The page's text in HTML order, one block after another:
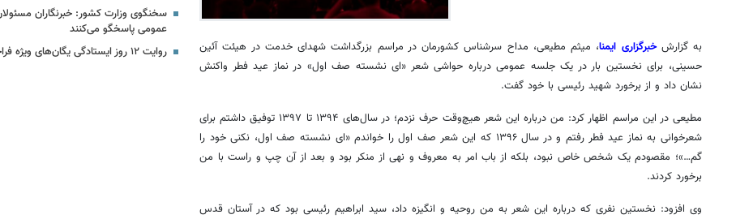
به گزارش خبرگزاری ایمنا، میثم مطیعی، مداح سرشناس کشورمان در مراسم بزرگداشت شهدای خدمت در هیئت آئین
حسینی، برای نخستین بار در یک جلسه عمومی درباره حواشی شعر «اینشسته صف اول» در نماز عید فطر واکنش
نشان داد و از برخورد شهید رئیسی با خود گفت.
مطیعی در این مراسم اظهار کرد: من درباره این شعر هیچ‌وقت حرف نزدم؛ در سال‌های ۱۳۹۴ تا ۱۳۹۷ توفیق داشتم برای
شعرخوانی به نماز عید فطر رفتم و در سال ۱۳۹۶ که این شعر صف اول را خواندم «
ای نشسته صف اول، نکنی خود را
گم…»؛ مقصودم یک شخص خاص نبود، بلکه از باب امر به معروف و نهی از منکر بود و بعد از آن چپ و راست با من
برخورد کردند.
وی افزود: نخستین نفری که درباره این شعر به من روحیه و انگیزه داد، سید ابراهیم رئیسی بود که در آستان قدس
سخنگوی وزارت کشور: خبرنگاران مسئولان
عمومی پاسخگو می‌کنند
روایت ۱۲ روز ایستادگی یگان‌های ویژه فراجا